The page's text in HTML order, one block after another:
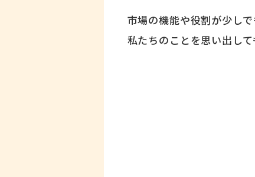
市場の機能や役割が少し
私たちのことを思い出し